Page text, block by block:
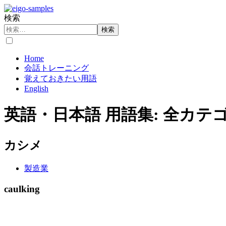
検索
検索
Home
会話トレーニング
覚えておきたい用語
English
英語・日本語 用語集: 全カテ
カシメ
製造業
caulking